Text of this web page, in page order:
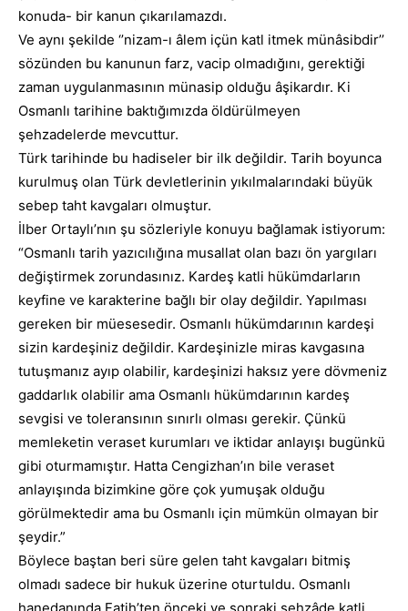
konuda- bir kanun çıkarılamazdı.
Ve aynı şekilde ‘’nizam-ı âlem içün katl itmek münâsibdir’’
sözünden bu kanunun farz, vacip olmadığını, gerektiği
zaman uygulanmasının münasip olduğu âşikardır. Ki
Osmanlı tarihine baktığımızda öldürülmeyen
şehzadelerde mevcuttur.
Türk tarihinde bu hadiseler bir ilk değildir. Tarih boyunca
kurulmuş olan Türk devletlerinin yıkılmalarındaki büyük
sebep taht kavgaları olmuştur.
İlber Ortaylı’nın şu sözleriyle konuyu bağlamak istiyorum:
“Osmanlı tarih yazıcılığına musallat olan bazı ön yargıları
değiştirmek zorundasınız. Kardeş katli hükümdarların
keyfine ve karakterine bağlı bir olay değildir. Yapılması
gereken bir müesesedir. Osmanlı hükümdarının kardeşi
sizin kardeşiniz değildir. Kardeşinizle miras kavgasına
tutuşmanız ayıp olabilir, kardeşinizi haksız yere dövmeniz
gaddarlık olabilir ama Osmanlı hükümdarının kardeş
sevgisi ve toleransının sınırlı olması gerekir. Çünkü
memleketin veraset kurumları ve iktidar anlayışı bugünkü
gibi oturmamıştır. Hatta Cengizhan’ın bile veraset
anlayışında bizimkine göre çok yumuşak olduğu
görülmektedir ama bu Osmanlı için mümkün olmayan bir
şeydir.”
Böylece baştan beri süre gelen taht kavgaları bitmiş
olmadı sadece bir hukuk üzerine oturtuldu. Osmanlı